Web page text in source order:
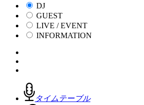
DJ
GUEST
LIVE / EVENT
INFORMATION
タイムテーブル